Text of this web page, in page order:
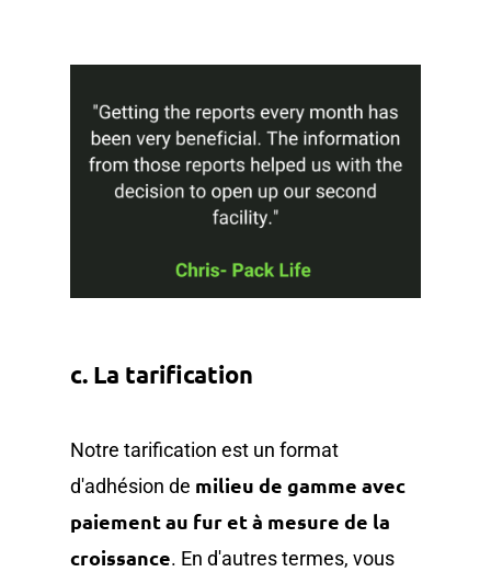
c. La tarification
Notre tarification est un format
d'adhésion de milieu de gamme avec
paiement au fur et à mesure de la
croissance. En d'autres termes, vous